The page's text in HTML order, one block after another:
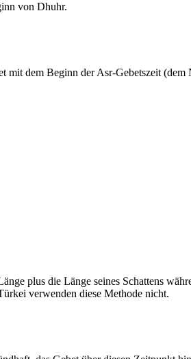
von Dhuhr.
mit dem Beginn der Asr-Gebetszeit (dem
plus die Länge seines Schattens
verwenden diese Methode nicht.